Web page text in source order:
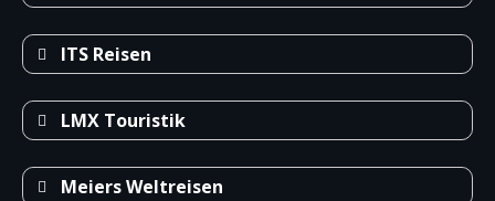
ITS Reisen
LMX Touristik
Meiers Weltreisen